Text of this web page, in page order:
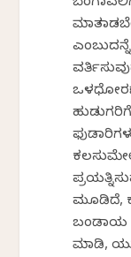
ಮೂಡಿದೆ,
ಬಂಡಾಯ
ಮಾಡಿ,